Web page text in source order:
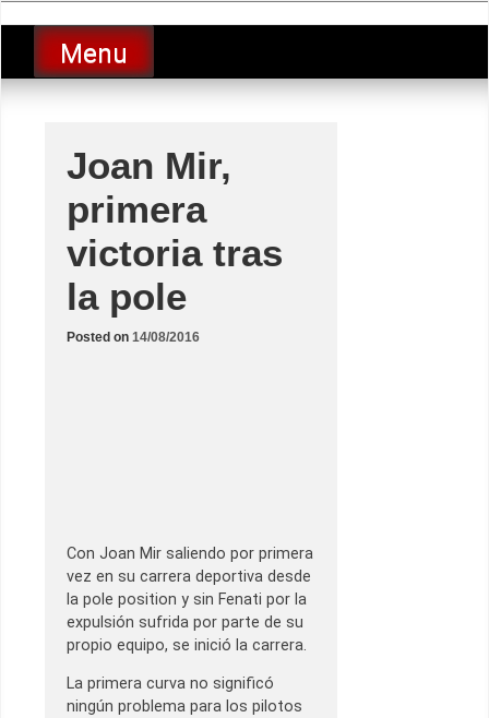
to
contentLucio Lopez GP
luciolopezgp
Menu
Joan Mir,
primera
victoria tras
la pole
Posted on 14/08/2016
Con Joan Mir saliendo por primera
vez en su carrera deportiva desde
la pole position y sin Fenati por la
expulsión sufrida por parte de su
propio equipo, se inició la carrera.
La primera curva no significó
ningún problema para los pilotos